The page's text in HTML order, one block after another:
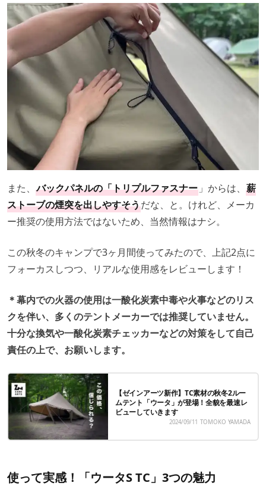
また、 バックパネルの「トリプルファスナー 」からは、 薪
ストーブの煙突を出しやすそうだな、と。けれど、メーカ
ー推奨の使用方法ではないため、当然情報はナシ。
この秋冬のキャンプで3ヶ月間使ってみたので、上記2点に
フォーカスしつつ、リアルな使用感をレビューします！
＊幕内での火器の使用は一酸化炭素中毒や火事などのリス
クを伴い、多くのテントメーカーでは推奨していません。
十分な換気や一酸化炭素チェッカーなどの対策をして自己
責任の上で、お願いします。
【ゼインアーツ新作】TC素材の秋冬2ルー
ムテント「ウータ」が登場！全貌を最速レ
ビューしていきます
2024/09/11 TOMOKO YAMADA
使って実感！「ウータS TC」3つの魅力